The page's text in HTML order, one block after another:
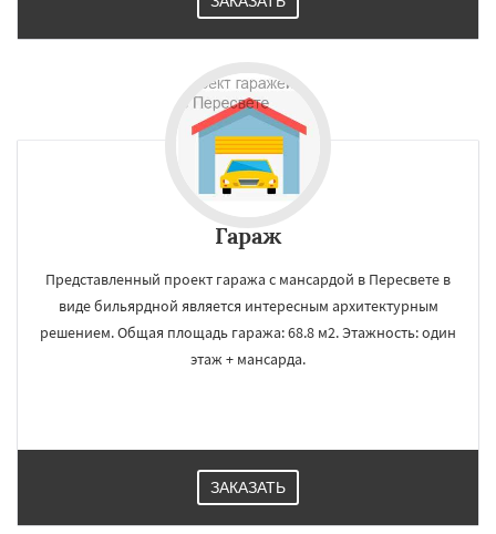
Гараж
Представленный проект гаража с мансардой в Пересвете в
виде бильярдной является интересным архитектурным
решением. Общая площадь гаража: 68.8 м2. Этажность: один
этаж + мансарда.
ЗАКАЗАТЬ